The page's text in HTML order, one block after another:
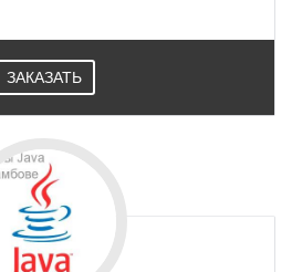
ЗАКАЗАТЬ